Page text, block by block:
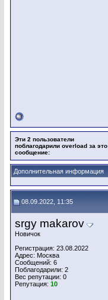
Эти 2 пользователи
поблагодарили overload за это
сообщение:
Дополнительная информация
08.09.2022, 11:35
srgy makarov
Новичок
Регистрация: 23.08.2022
Адрес: Москва
Сообщений: 6
Поблагодарили: 2
Вес репутации: 0
Репутация: 10